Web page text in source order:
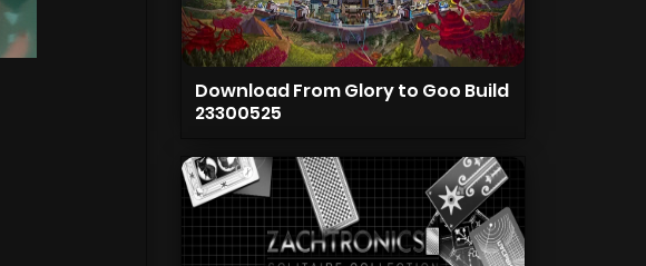
Download From Glory to Goo Build
23300525